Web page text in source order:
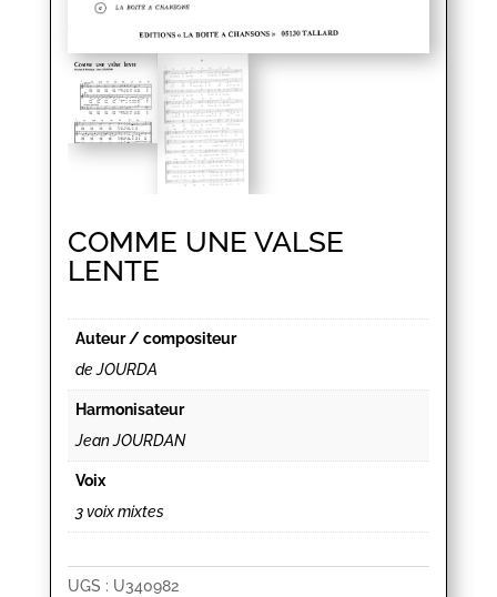
COMME UNE VALSE
LENTE
Auteur / compositeur
de JOURDA
Harmonisateur
Jean JOURDAN
Voix
3 voix mixtes
UGS : U340982